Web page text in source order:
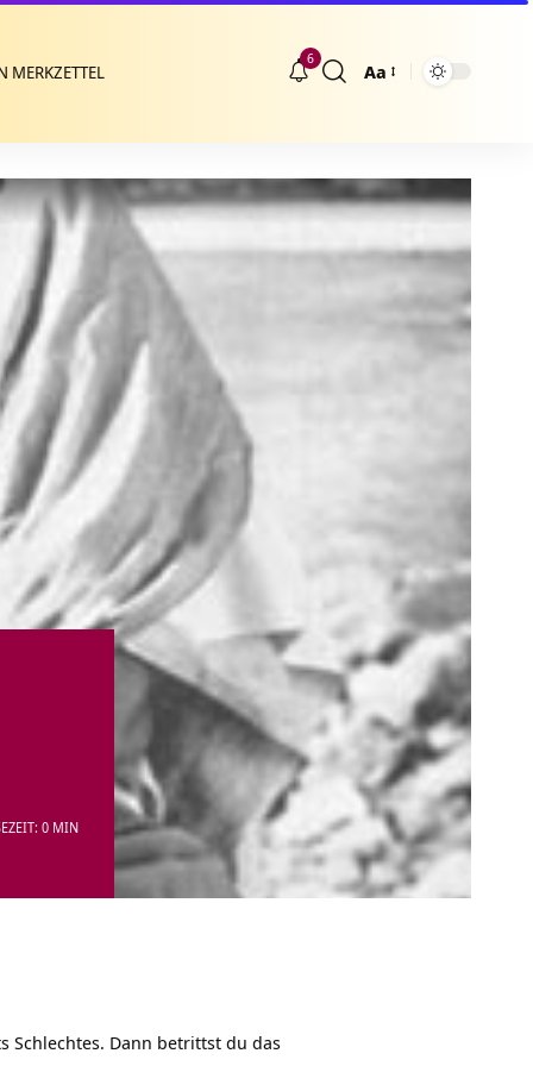
MERKZETTEL
6
Größenänderung
Aa
0 MIN
Schlechtes. Dann betrittst du das